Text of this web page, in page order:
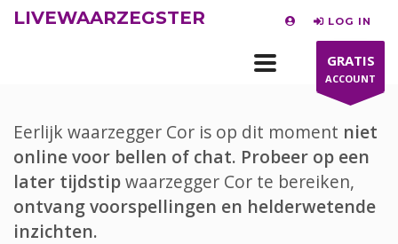
LIVEWAARZEGSTER LOG IN
GRATIS
ACCOUNT
Eerlijk waarzegger Cor is op dit moment niet
online voor bellen of chat. Probeer op een
later tijdstipwaarzegger Cor te bereiken,
ontvang voorspellingen en helderwetende
inzichten.